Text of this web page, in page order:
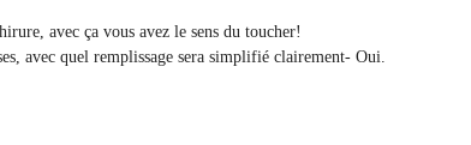
avec ça vous avez le sens du toucher!
avec quel remplissage sera simplifié clairement- Oui.